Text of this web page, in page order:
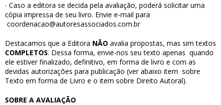
∙ Caso a editora se decida pela avaliação, poderá solicitar uma
cópia impressa de seu livro. Envie e-mail para
coordenacao@autoresassociados.com.br
Destacamos que a Editora NÃO avalia propostas, mas sim textos
COMPLETOS. Dessa forma, envie-nos seu texto apenas quando
ele estiver finalizado, definitivo, em forma de livro e com as
devidas autorizações para publicação (ver abaixo item sobre
Texto em forma de Livro e o item sobre Direito Autoral).
SOBRE A AVALIAÇÃO